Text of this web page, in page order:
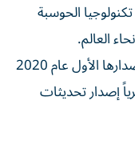
الحوسبة
العالم.
ويأتي الإصدار الجديد من المنصة، بعد إصدارها الأول عام 2020
إصدار تحديثات